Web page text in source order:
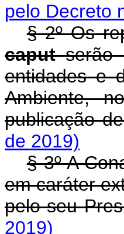
pelo Decreto
§ 2º Os
caputserão
entidades e
Ambiente,
publicação
de 2019)
§ 3º A
em caráter
pelo seu
2019)